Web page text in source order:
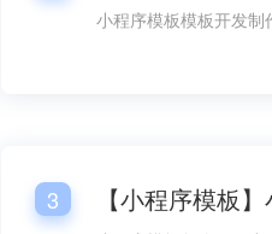
小程序模板模板开发制
3 【小程序模板